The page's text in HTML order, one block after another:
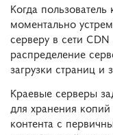
Когда пользователь
моментально
серверу в сети
распределение
загрузки страниц и
Краевые серверы
для хранения
контента с